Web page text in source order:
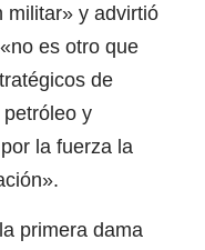
militar» y advirtió
es otro que
de
y
la fuerza la
primera dama